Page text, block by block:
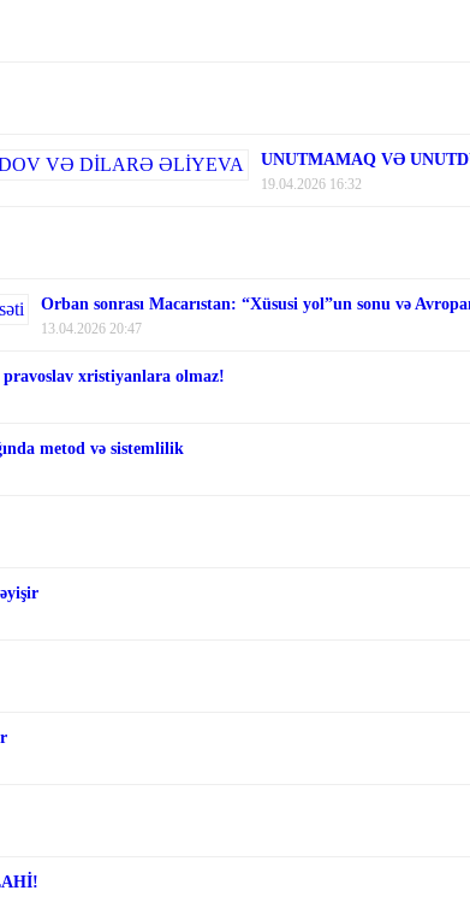
UNUTMAMAQ VƏ
19.04.2026 16:32
Orban sonrası Macarıstan: “Xüsusi yol”un sonu və
13.04.2026 20:47
pravoslav xristiyanlara olmaz!
metod və sistemlilik